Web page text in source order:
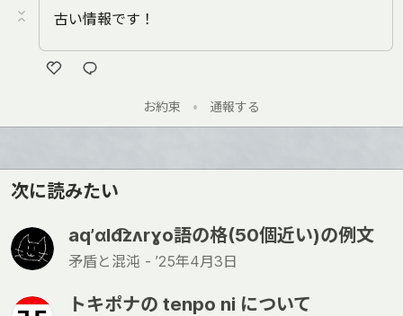
古い情報です！
ね
お約束 • 通報する
次に読みたい
aqʼɑld͡zʌrɣo語の格(50個近い)の例文
矛盾と混沌 - ’25年4月3日
トキポナの tenpo ni について